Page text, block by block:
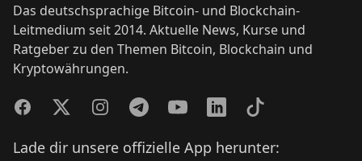
Das deutschsprachige Bitcoin- und Blockchain-
Leitmedium seit 2014. Aktuelle News, Kurse und
Ratgeber zu den Themen Bitcoin, Blockchain und
Kryptowährungen.
FacebookTwitterInstagramTelegramYouTubeLinkedInTikTok
Lade dir unsere offizielle App herunter: